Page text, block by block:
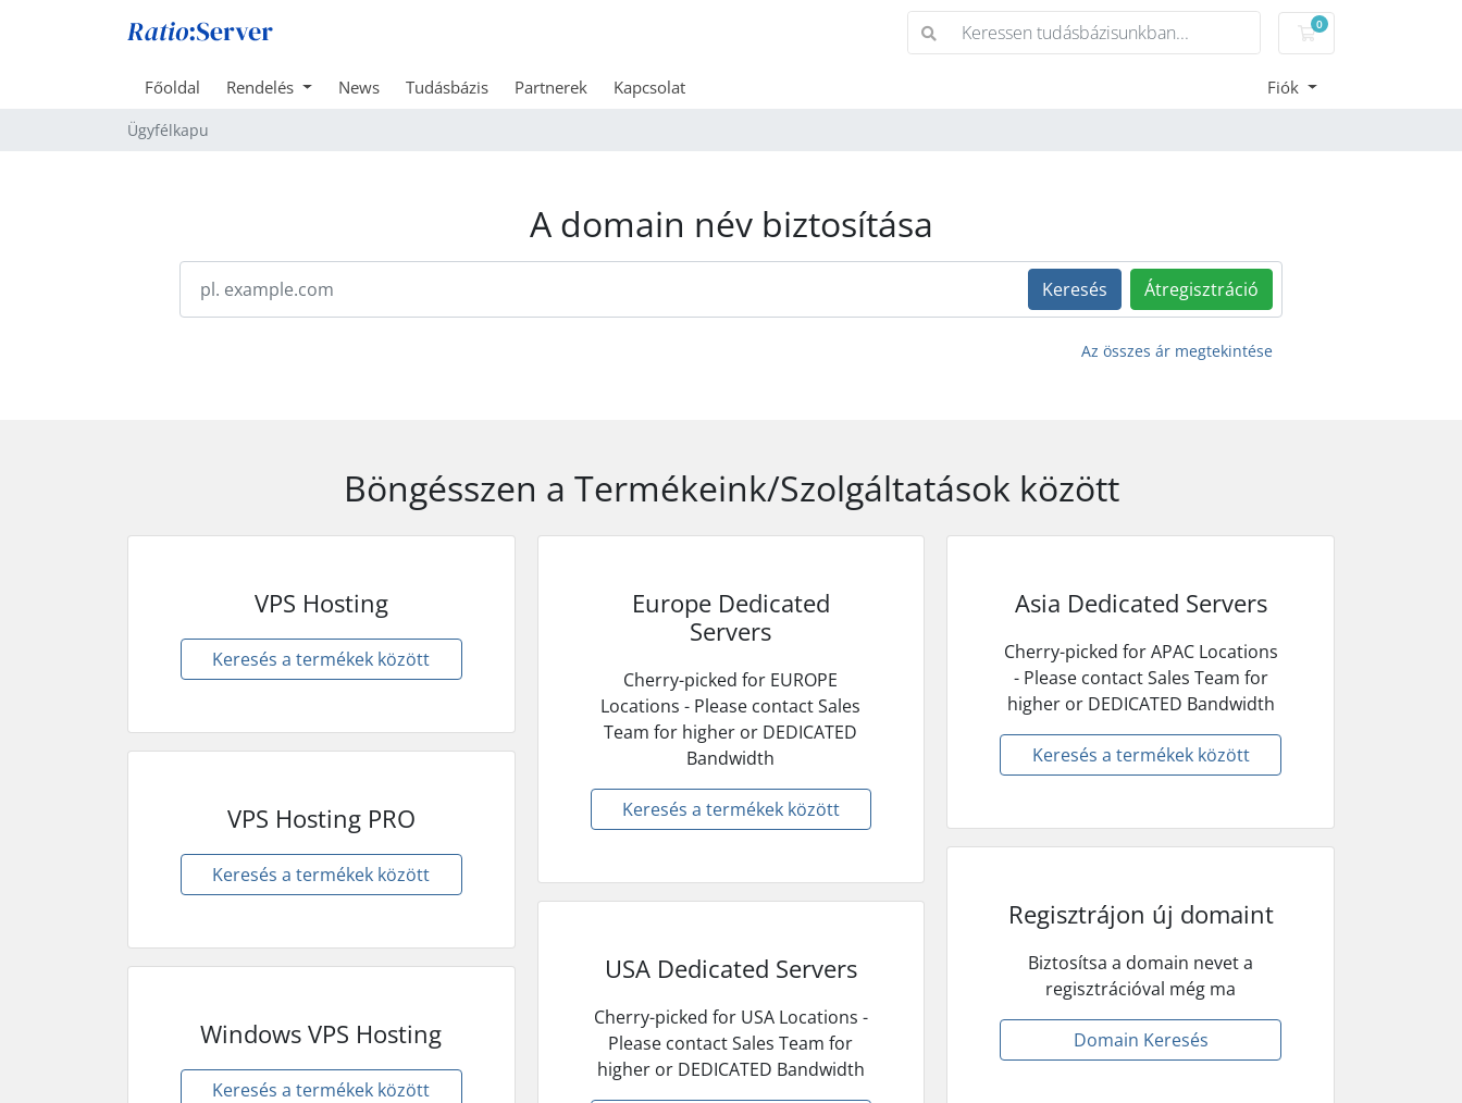
0
Bevásárlókosár
Főoldal Rendelés News Tudásbázis Partnerek Kapcsolat Fiók
Ügyfélkapu
A domain név biztosítása
Keresés Átregisztráció
Az összes ár megtekintése
Böngésszen a Termékeink/Szolgáltatások között
VPS Hosting
Keresés a termékek között
VPS Hosting PRO
Keresés a termékek között
Windows VPS Hosting
Keresés a termékek között
Europe Dedicated
Servers
Cherry-picked for EUROPE
Locations - Please contact Sales
Team for higher or DEDICATED
Bandwidth
Keresés a termékek között
USA Dedicated Servers
Cherry-picked for USA Locations -
Please contact Sales Team for
higher or DEDICATED Bandwidth
Asia Dedicated Servers
Cherry-picked for APAC Locations
- Please contact Sales Team for
higher or DEDICATED Bandwidth
Keresés a termékek között
Regisztrájon új domaint
Biztosítsa a domain nevet a
regisztrációval még ma
Domain Keresés